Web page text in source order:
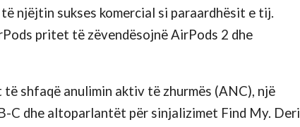
njëjtin sukses komercial si paraardhësit e tij.
pritet të zëvendësojnë AirPods 2 dhe
shfaqë anulimin aktiv të zhurmës (ANC), një
C dhe altoparlantët për sinjalizimet Find My. Deri